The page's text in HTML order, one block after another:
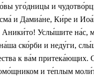
уго́дницы и
и Дамиа́не, Ки́ре и
Услы́шите на́с,
ско́рби и неду́ги,
к ва́м притека́ющих.
и те́плым